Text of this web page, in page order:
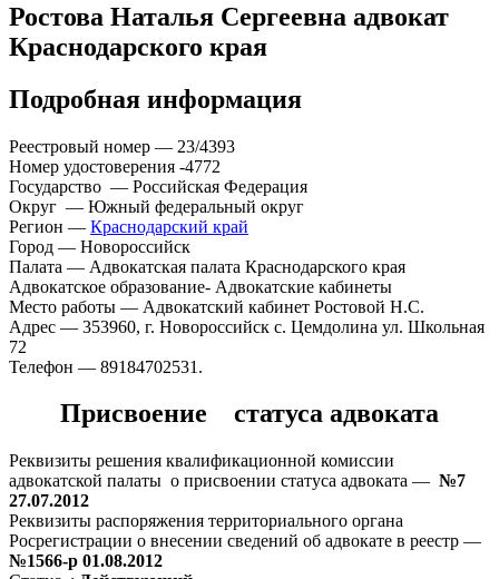
Ростова Наталья Сергеевна адвокат
Краснодарского края
Подробная информация
Реестровый номер — 23/4393
Номер удостоверения -4772
Государство — Российская Федерация
Округ — Южный федеральный округ
Регион — Краснодарский край
Город — Новороссийск
Палата — Адвокатская палата Краснодарского края
Адвокатское образование- Адвокатские кабинеты
Место работы — Адвокатский кабинет Ростовой Н.С.
Адрес — 353960, г. Новороссийск с. Цемдолина ул. Школьная
72
Телефон — 89184702531.
Присвоение статуса адвоката
Реквизиты решения квалификационной комиссии
адвокатской палаты о присвоении статуса адвоката — №7
27.07.2012
Реквизиты распоряжения территориального органа
Росрегистрации о внесении сведений об адвокате в реестр —
№1566-р 01.08.2012